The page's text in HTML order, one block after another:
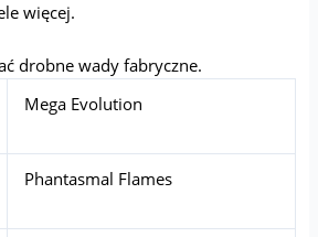
więcej.
drobne wady fabryczne.
Mega Evolution
Phantasmal Flames